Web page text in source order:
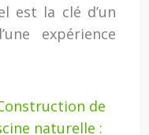
est la clé d’un
expérience
de
naturelle :